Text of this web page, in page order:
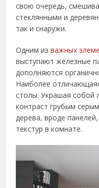
свою очередь,
стеклянными и
так и снаружи.
Одним изважных
выступают железные
дополняются
Наиболее
столы. Украшая собой
контраст грубым
дерева, вроде
текстур в комнате.